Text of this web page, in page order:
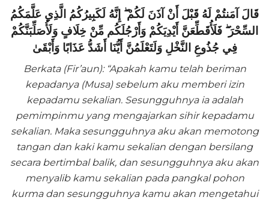
قَالَ آمَنتُمْ لَهُ قَبْلَ أَنْ آذَنَ لَكُمْ ۖ إِنَّهُ لَكَبِيرُكُمُ الَّذِي عَلَّمَكُمُ
السِّحْرَ ۖ فَلَأُقَطِّعَنَّ أَيْدِيَكُمْ وَأَرْجُلَكُم مِّنْ خِلَافٍ وَلَأُصَلِّبَنَّكُمْ
فِي جُذُوعِ النَّخْلِ وَلَتَعْلَمُنَّ أَيُّنَا أَشَدُّ عَذَابًا وَأَبْقَىٰ
Berkata (Fir’aun): “Apakah kamu telah beriman
kepadanya (Musa) sebelum aku memberi izin
kepadamu sekalian. Sesungguhnya ia adalah
pemimpinmu yang mengajarkan sihir kepadamu
sekalian. Maka sesungguhnya aku akan memotong
tangan dan kaki kamu sekalian dengan bersilang
secara bertimbal balik, dan sesungguhnya aku akan
menyalib kamu sekalian pada pangkal pohon
kurma dan sesungguhnya kamu akan mengetahui